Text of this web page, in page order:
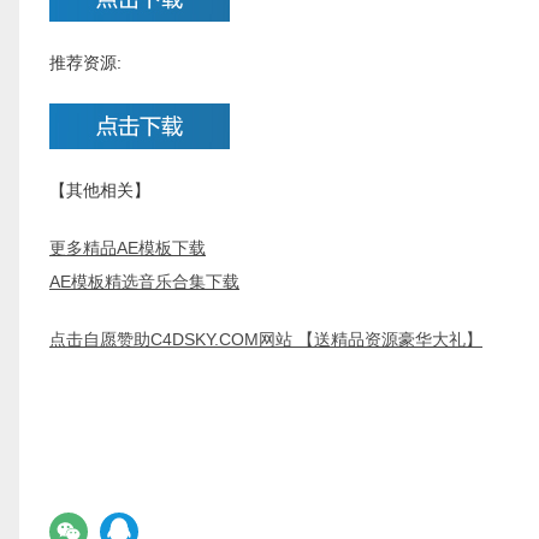
推荐资源:
【其他相关】
更多精品AE模板下载
AE模板精选音乐合集下载
点击自愿赞助C4DSKY.COM网站 【送精品资源豪华大礼】